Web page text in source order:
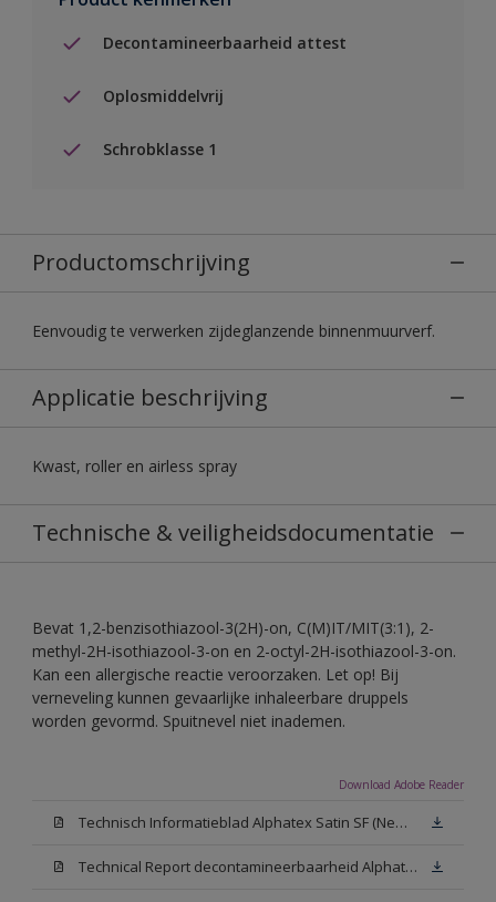
Decontamineerbaarheid attest
Oplosmiddelvrij
Schrobklasse 1
Productomschrijving
Eenvoudig te verwerken zijdeglanzende binnenmuurverf.
Applicatie beschrijving
Kwast, roller en airless spray
Technische & veiligheidsdocumentatie
Bevat 1,2-benzisothiazool-3(2H)-on, C(M)IT/MIT(3:1), 2-
methyl-2H-isothiazool-3-on en 2-octyl-2H-isothiazool-3-on.
Kan een allergische reactie veroorzaken. Let op! Bij
verneveling kunnen gevaarlijke inhaleerbare druppels
worden gevormd. Spuitnevel niet inademen.
Download Adobe Reader
Technisch Informatieblad Alphatex Satin SF (New Livery) (PDF)
Technical Report decontamineerbaarheid Alphatex Satin SF